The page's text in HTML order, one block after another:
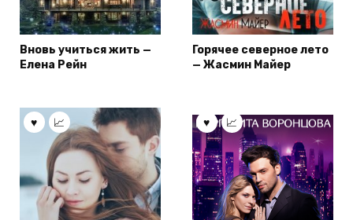
Вновь учиться жить —
Елена Рейн
Горячее северное лето
— Жасмин Майер